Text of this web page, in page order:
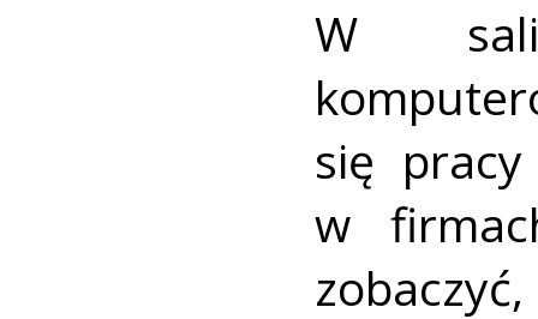
W sali
się
w